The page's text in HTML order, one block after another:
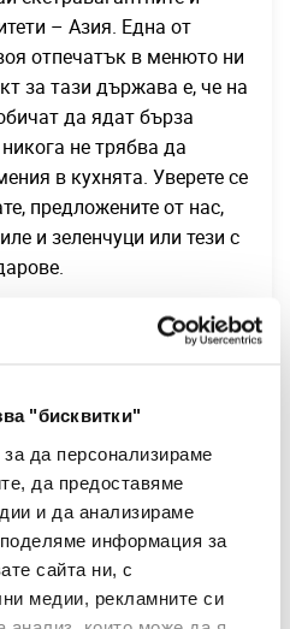
"бисквитки"
за да персонализираме
да предоставяме
и да анализираме
информация за
сайта ни, с
медии, рекламните си
– Азия. Една от
отпечатък в менюто ни
за тази държава е, че на
да ядат бърза
не трябва да
в кухнята. Уверете се
предложените от нас,
и зеленчуци или тези с
се е превърнала в
и тяхната кухня заема
място в нашето меню.
обичаме да
онези парещи лъчи на
тюркоазена
Happy Bar & Grill можете